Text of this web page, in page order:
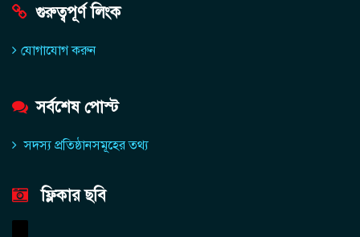
গুরুত্বপূর্ণ লিংক
যোগাযোগ করুন
সর্বশেষ পোস্ট
সদস্য প্রতিষ্ঠানসমূহের তথ্য
ফ্লিকার ছবি